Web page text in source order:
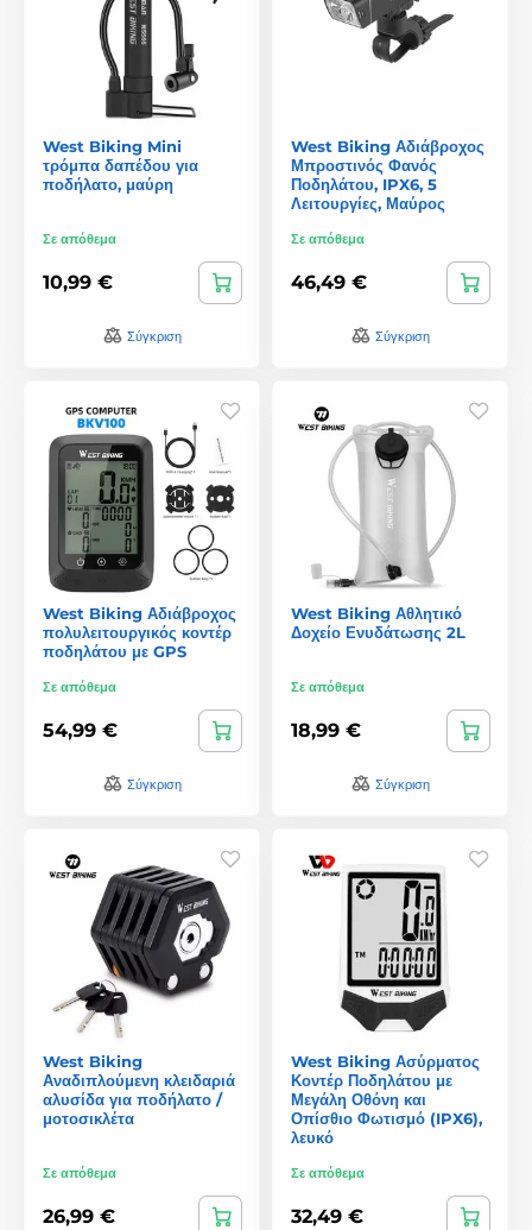
West Biking Mini
τρόμπα δαπέδου για
ποδήλατο, μαύρη
Σε απόθεμα
10,99 €
Σύγκριση
West Biking Αδιάβροχος
Μπροστινός Φανός
Ποδηλάτου, IPX6, 5
Λειτουργίες, Μαύρος
Σε απόθεμα
46,49 €
Σύγκριση
West Biking Αδιάβροχος
πολυλειτουργικός κοντέρ
ποδηλάτου με GPS
Σε απόθεμα
54,99 €
Σύγκριση
West Biking Αθλητικό
Δοχείο Ενυδάτωσης 2L
Σε απόθεμα
18,99 €
Σύγκριση
West Biking
Αναδιπλούμενη κλειδαριά
αλυσίδα για ποδήλατο /
μοτοσικλέτα
Σε απόθεμα
26,99 €
West Biking Ασύρματος
Κοντέρ Ποδηλάτου με
Μεγάλη Οθόνη και
Οπίσθιο Φωτισμό (IPX6),
λευκό
Σε απόθεμα
32,49 €